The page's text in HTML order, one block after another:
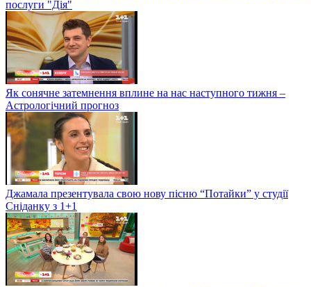
послуги "Дія"
Як сонячне затемнення вплине на нас наступного тижня –
Астрологічний прогноз
Джамала презентувала свою нову пісню “Потайки” у студії
Сніданку з 1+1